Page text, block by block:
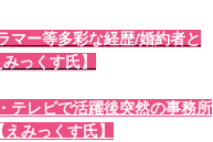
マー等多彩な経歴/婚約者と
っくす氏】
テレビで活躍後突然の事務所
みっくす氏】